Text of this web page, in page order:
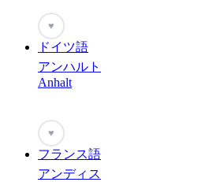
♥
ドイツ語
アンハルト
Anhalt
♥
フランス語
アンディス